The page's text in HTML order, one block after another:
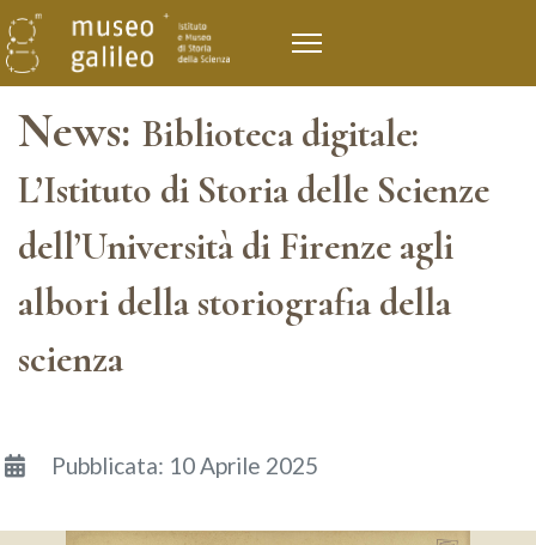
News: Biblioteca digitale:
L’Istituto di Storia delle Scienze
dell’Università di Firenze agli
albori della storiografia della
scienza
DettagliPubblicata: 10 Aprile 2025